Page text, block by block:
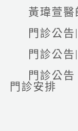
黃瑋萱
門診公
門診公
門診公
門診安排